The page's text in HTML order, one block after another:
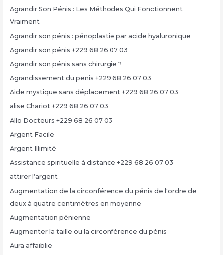
Agrandir Son Pénis : Les Méthodes Qui Fonctionnent
Vraiment
Agrandir son pénis : pénoplastie par acide hyaluronique
Agrandir son pénis +229 68 26 07 03
Agrandir son pénis sans chirurgie ?
Agrandissement du penis +229 68 26 07 03
Aide mystique sans déplacement +229 68 26 07 03
alise Chariot +229 68 26 07 03
Allo Docteurs +229 68 26 07 03
Argent Facile
Argent Illimité
Assistance spirituelle à distance +229 68 26 07 03
attirer l’argent
Augmentation de la circonférence du pénis de l'ordre de
deux à quatre centimètres en moyenne
Augmentation pénienne
Augmenter la taille ou la circonférence du pénis
Aura affaiblie